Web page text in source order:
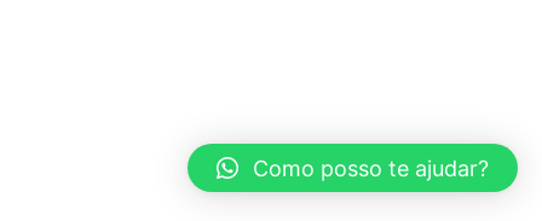
Como posso te ajudar?